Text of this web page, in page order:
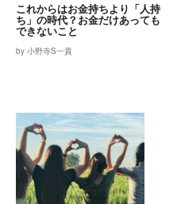
これからはお金持ちより「人持
ち」の時代？お金だけあっても
できないこと
by 小野寺S一貴